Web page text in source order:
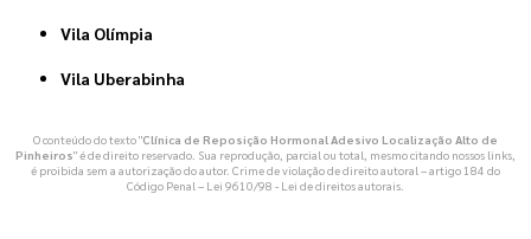
Vila Olímpia
Vila Uberabinha
O conteúdo do texto "Clínica de Reposição Hormonal Adesivo Localização Alto de
Pinheiros" é de direito reservado. Sua reprodução, parcial ou total, mesmo citando nossos links,
é proibida sem a autorização do autor. Crime de violação de direito autoral – artigo 184 do
Código Penal – Lei 9610/98 - Lei de direitos autorais